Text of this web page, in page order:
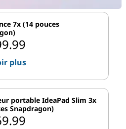
7x (14 pouces
plus
portable IdeaPad Slim 3x
Snapdragon)